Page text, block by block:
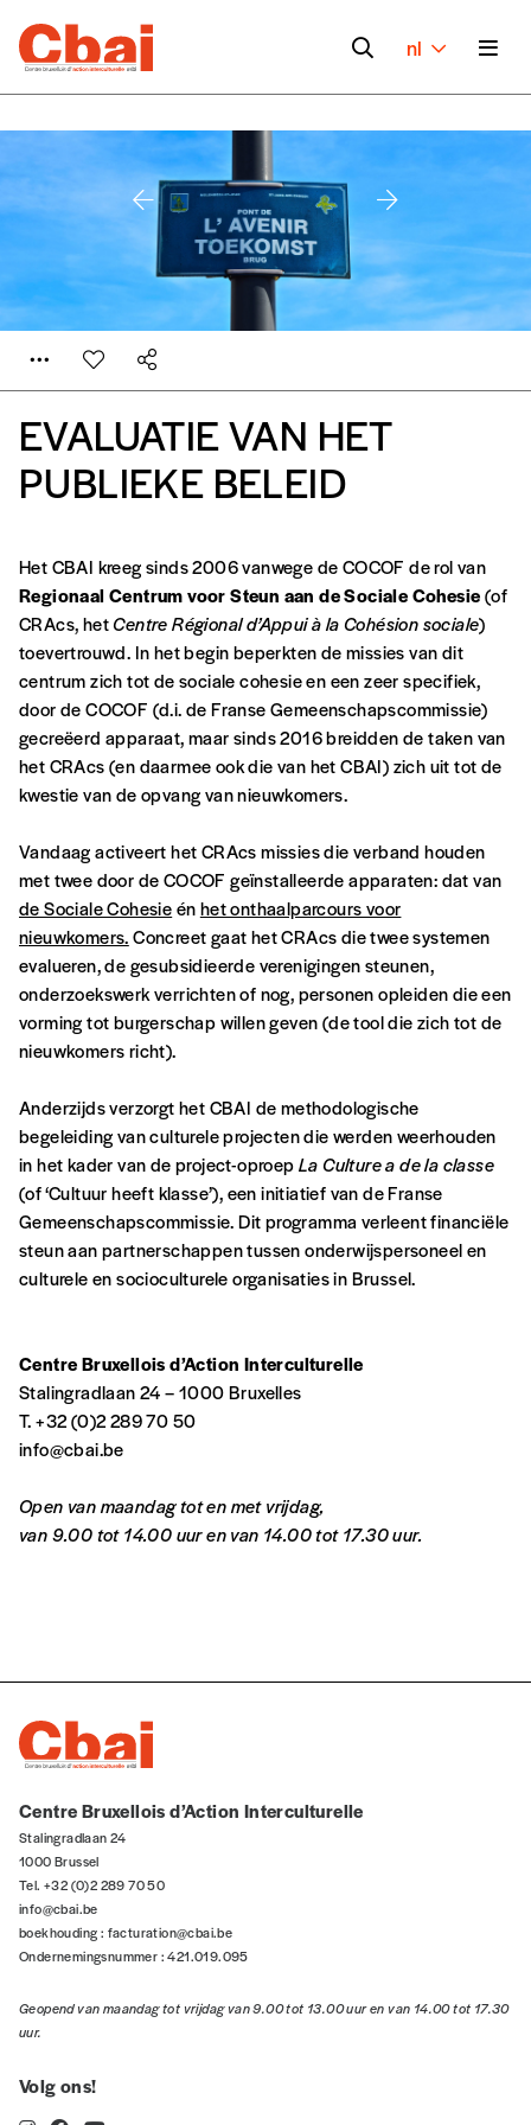
nl
EVALUATIE VAN HET
PUBLIEKE BELEID
Inloggen
INLOGGEN
Wachtwoord vergeten?
Account
maken
Wachtwoorden komen niet overeen
*verplichte velden
Formulaire de
commande
A partir de 2021,
Imag, le magazine de
l’interculturel, vous est proposé àPRIX LIBRE
Le prix libre est un mode de fixation du prix
par l’acheteur d’un bien ou d’un service, qui
peut être une manière pour lui de payer le prix
qu’il estime juste. Dans l’objectif de rendre nos
activités et publications accessibles, et
d’affirmer notre attachement aux valeurs de
solidarité, nous vous proposons d’estimer
vous-mêmes le coût de notre publication.
Cette valeur peut donc être inférieure, égale
ou supérieure au prix indicatif. De cette
manière, vous soutenez le travail de l’équipe
de rédaction selon vos moyens et vos
motivations.
En pratique
cours ou vous commandez au numéro.
Vous indiquez si vous souhaitez recevoir la
revue en format papier ou numérique.
Vous renseignez vos coordonnées.
Vous versez le montant de votre choix sur le
compteIBAN BE34 0010 7305
2190avec en communication le numéro de
Imag”.
NB: Vous pouvez choisir de participer
avoir reçu plusieurs numéros. Ce paiement
n’est pas indispensable. Il marque votre
NOS
FORMULES
Abonnement
20€*/an
*Prix indicatif, frais de port inclus
5€*
Het CBAI kreeg sinds 2006 vanwege de COCOF de rol van
Regionaal Centrum voor Steun aan de Sociale Cohesie(of
CRAcs, hetCentre Régional d’Appui à la Cohésion sociale)
toevertrouwd. In het begin beperkten de missies van dit
centrum zich tot de sociale cohesie en een zeer specifiek,
door de COCOF (d.i. de Franse Gemeenschapscommissie)
gecreëerd apparaat, maar sinds 2016 breidden de taken van
het CRAcs (en daarmee ook die van het CBAI) zich uit tot de
kwestie van de opvang van nieuwkomers.
Vandaag activeert het CRAcs missies die verband houden
met twee door de COCOF geïnstalleerde apparaten: dat van
de Sociale Cohesieénhet onthaalparcours voor
nieuwkomers.Concreet gaat het CRAcs die twee systemen
evalueren, de gesubsidieerde verenigingen steunen,
onderzoekswerk verrichten of nog, personen opleiden die een
vorming tot burgerschap willen geven (de tool die zich tot de
nieuwkomers richt).
Anderzijds verzorgt het CBAI de methodologische
begeleiding van culturele projecten die werden weerhouden
in het kader van de project-oproepLa Culture a de la classe
(of ‘Cultuur heeft klasse’), een initiatief van de Franse
Gemeenschapscommissie. Dit programma verleent financiële
steun aan partnerschappen tussen onderwijspersoneel en
culturele en socioculturele organisaties in Brussel.
Centre Bruxellois d’Action Interculturelle
Stalingradlaan 24 – 1000 Bruxelles
T. +32 (0)2 289 70 50
info@cbai.be
Open van maandag tot en met vrijdag,
van 9.00 tot 14.00 uur en van 14.00 tot 17.30 uur.
Centre Bruxellois d’Action Interculturelle
Stalingradlaan 24
1000 Brussel
Tel. +32 (0)2 289 70 50
info@cbai.be
boekhouding : facturation@cbai.be
Ondernemingsnummer : 421.019.095
Geopend van maandag tot vrijdag van 9.00 tot 13.00 uur en van 14.00 tot 17.30
uur.
Volg ons!